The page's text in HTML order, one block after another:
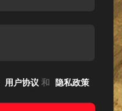
用户协议 和 隐私政策